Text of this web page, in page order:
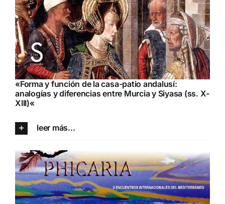
«Forma y función de la casa-patio andalusí:
analogías y diferencias entre Murcia y Siyasa (ss. X-
XIII)«
leer más...